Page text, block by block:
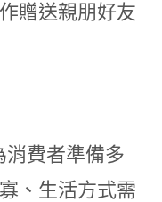
贈送親朋好友
消費者準備多
、生活方式需